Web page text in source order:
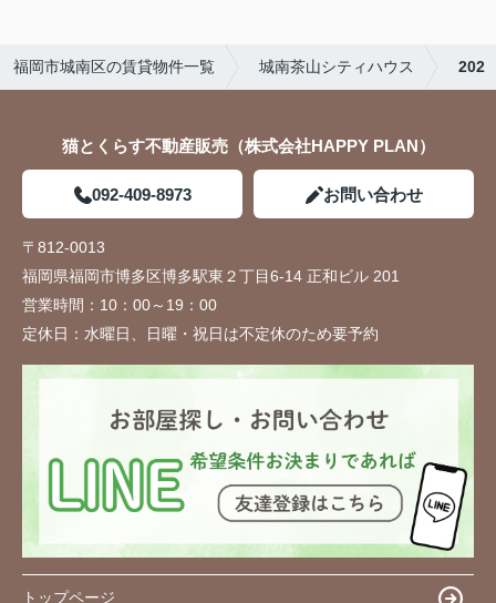
福岡市城南区の賃貸物件一覧 城南茶山シティハウス 202
猫とくらす不動産販売（株式会社HAPPY PLAN）
092-409-8973 お問い合わせ
〒812-0013
福岡県福岡市博多区博多駅東２丁目6-14 正和ビル 201
営業時間： 10：00～19：00
定休日： 水曜日、日曜・祝日は不定休のため要予約
トップページ